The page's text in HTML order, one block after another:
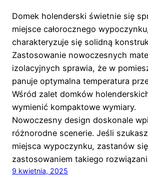
Domek holenderski świetnie się
miejsce całorocznego
charakteryzuje się solidną
Zastosowanie nowoczesnych
izolacyjnych sprawia, że w
panuje optymalna temperatura
Wśród zalet domków
wymienić kompaktowe wymiary.
Nowoczesny design doskonale
różnorodne scenerie. Jeśli
miejsca wypoczynku, zastanów
zastosowaniem takiego
9 kwietnia, 2025